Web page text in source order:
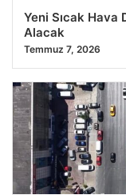
Yeni Sıcak Hava
Alacak
Temmuz 7, 2026